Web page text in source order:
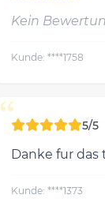
Kein
Kunde: ****1758
“ 5/5
Danke fur das
Kunde: ****1373